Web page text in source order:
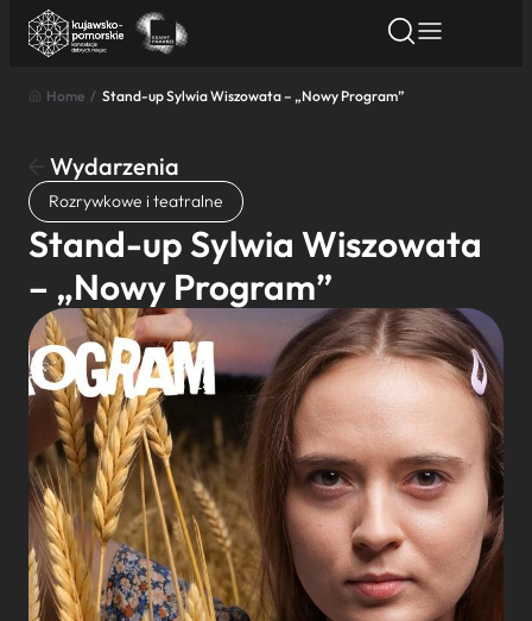
Znajdź atrakcję
Nazwa atrakcji
Miasto
Kategoria
Wyszukaj
Home / Stand-up Sylwia Wiszowata – „Nowy Program”
Wydarzenia
Rozrywkowe i teatralne
Stand-up Sylwia Wiszowata
– „Nowy Program”